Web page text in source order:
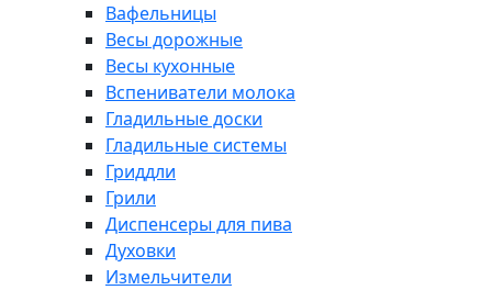
Вафельницы
Весы дорожные
Весы кухонные
Вспениватели молока
Гладильные доски
Гладильные системы
Гриддли
Грили
Диспенсеры для пива
Духовки
Измельчители